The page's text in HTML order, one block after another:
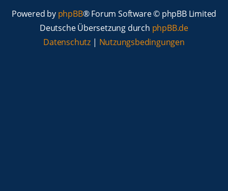
Powered by phpBB® Forum Software © phpBB Limited
Deutsche Übersetzung durch phpBB.de
Datenschutz | Nutzungsbedingungen